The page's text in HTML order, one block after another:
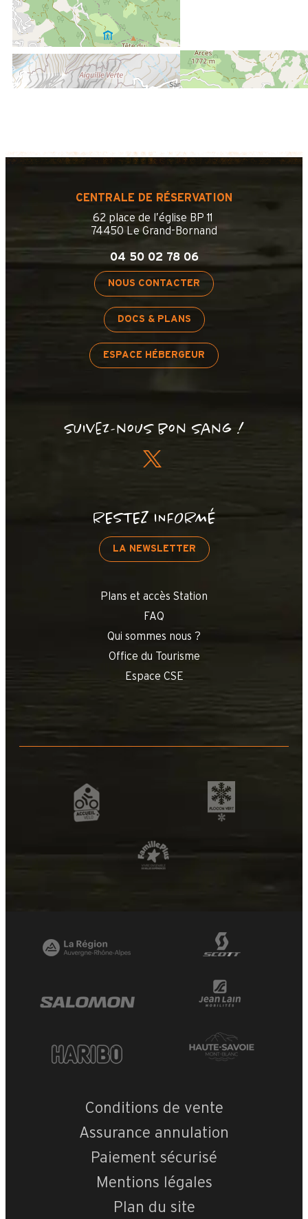
Le Roc des Tours 2
OpenStreetMap
régionaux...
Avis écrit le 07/02/2023
CENTRALE DE RÉSERVATION
62 place de l’église BP 11
74450 Le Grand-Bornand
04 50 02 78 06
NOUS CONTACTER
DOCS & PLANS
ESPACE HÉBERGEUR
Suivez-nous bon sang !
RESTEZ INFORMÉ
LA NEWSLETTER
Plans et accès Station
FAQ
Qui sommes nous ?
Office du Tourisme
Espace CSE
Conditions de vente
Assurance annulation
Paiement sécurisé
Mentions légales
Plan du site